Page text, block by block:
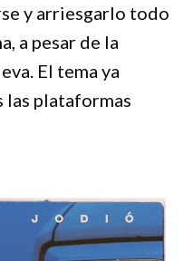
y arriesgarlo todo
a pesar de la
El tema ya
las plataformas